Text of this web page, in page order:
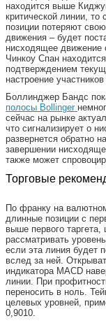
находится выше
критической линии, то
позиции потеряют
движения – будет
нисходящее движение
Чинкоу Спан
подтверждением
настроение
Боллинджер Бандс
полосы Bollinger
сейчас на рынке
что сигнализирует о
развернется обратно
завершении
также может
Торговые
По франку на
длинные позиции с
выше первого
рассматривать
если эта линия будет
вслед за ней.
индикатора MACD
линии. При
переносить в ноль.
целевых уровней,
0,9010.